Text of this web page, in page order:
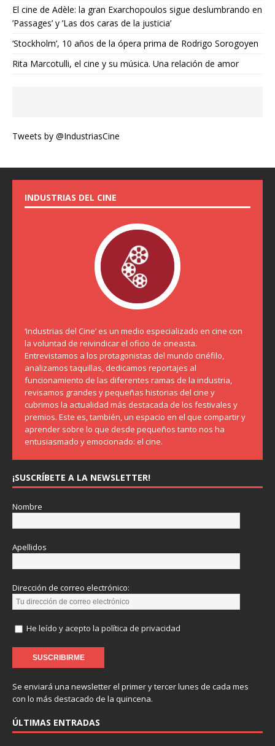
El cine de Adèle: la gran Exarchopoulos sigue deslumbrando en
’Passages’ y ’Las dos caras de la justicia’
‘Stockholm’, 10 años de la ópera prima de Rodrigo Sorogoyen
Rita Marcotulli, el cine y su música. Una relación de amor
Tweets by @IndustriasCine
INDUSTRIAS DEL CINE
‘Industrias del Cine’ es un medio especializado en cine con
la voluntad de reivindicar el oficio de cineasta.
Entrevistamos a los protagonistas del mundo cinéfilo,
analizamos taquillas, dedicamos reportajes al
funcionamiento de las diferentes ramas de la industria,
revisamos grandes y pequeñas historias del cine y
cubrimos la actualidad más destacada de los festivales y
premios. Este es, también, un espacio en el que compartir y
aprender sobre lo que desde pequeños tanto nos ha
entusiasmado y emocionado: el cine.
¡SUSCRÍBETE A LA NEWSLETTER!
Nombre
Apellidos
Dirección de correo electrónico:
He leído y acepto la política de privacidad
Se enviará una newsletter el primer y tercer lunes de cada mes
con lo más destacado de la quincena.
ÚLTIMAS ENTRADAS